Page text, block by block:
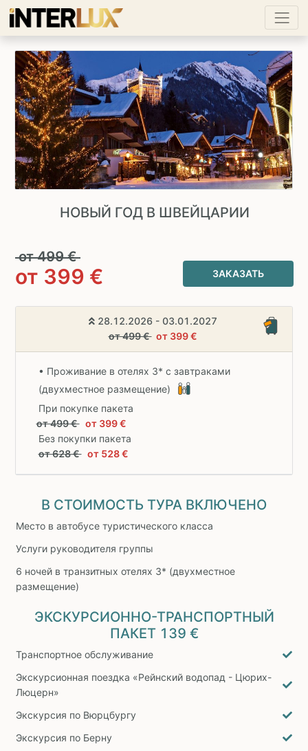
НОВЫЙ ГОД В ШВЕЙЦАРИИ
от499€
от 399 € ЗАКАЗАТЬ
28.12.2026 - 03.01.2027
от 499 €от 399 €
• Проживание в отелях 3* с завтраками
(двухместное размещение)
При покупке пакета
от 499 € от 399 €
Без покупки пакета
от 628 € от 528 €
В СТОИМОСТЬ ТУРА ВКЛЮЧЕНО
Место в автобусе туристического класса
Услуги руководителя группы
6 ночей в транзитных отелях 3* (двухместное
размещение)
ЭКСКУРСИОННО-ТРАНСПОРТНЫЙ
ПАКЕТ 139 €
Транспортное обслуживание
Экскурсионная поездка «Рейнский водопад - Цюрих-
Люцерн»
Экскурсия по Вюрцбургу
Экскурсия по Берну